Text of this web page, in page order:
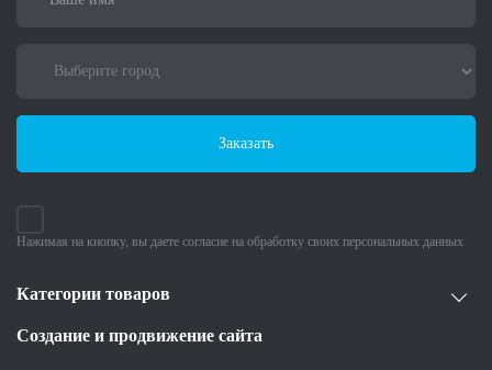
Заказать
Нажимая на кнопку, вы даете согласие на обработку своих персональных данных
Категории товаров
Создание и продвижение сайта